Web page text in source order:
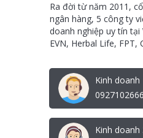
Ra đời từ năm 2011,
ngân hàng, 5 công ty
doanh nghiệp uy tín tại
EVN, Herbal Life, FPT,
Kinh doanh
0927102666
Kinh doanh